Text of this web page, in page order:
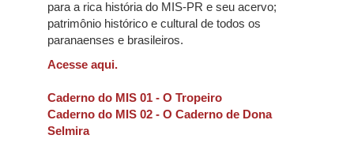
para a rica história do MIS-PR e seu acervo;
patrimônio histórico e cultural de todos os
paranaenses e brasileiros.
Acesse aqui.
Caderno do MIS 01 - O Tropeiro
Caderno do MIS 02 - O Caderno de Dona
Selmira